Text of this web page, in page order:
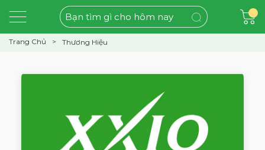
Trang Chủ Thương Hiệu